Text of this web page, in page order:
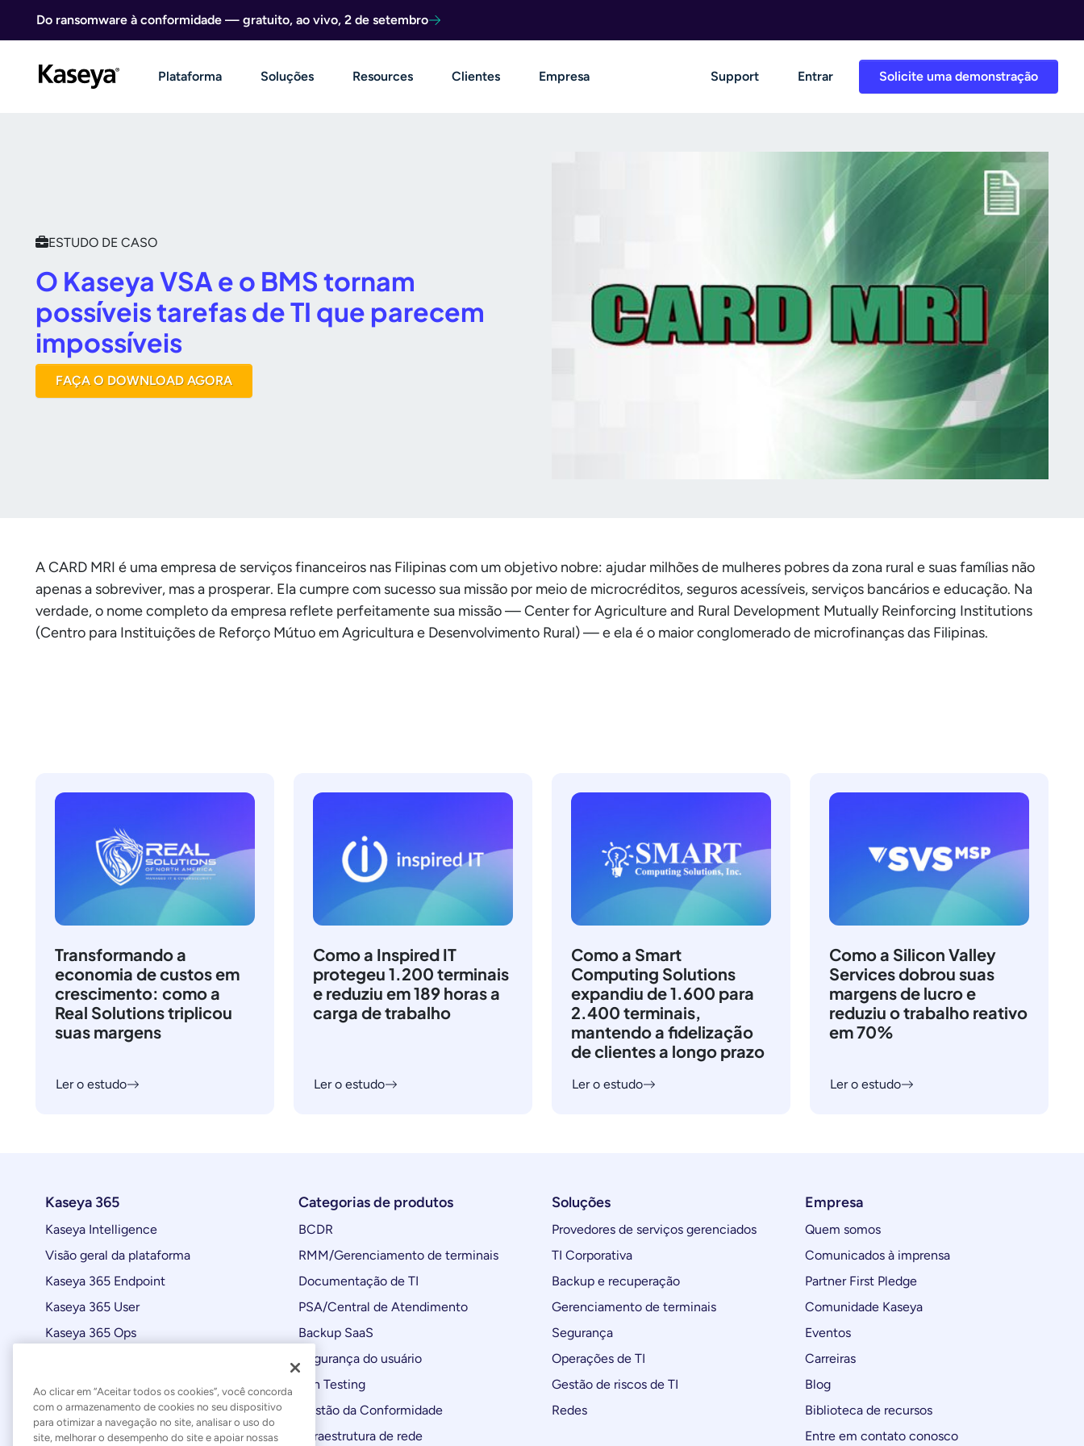
Do ransomware à conformidade — gratuito, ao vivo, 2 de setembro
Solicite uma demonstração
Plataforma Soluções Resources Clientes Empresa Support Entrar
ESTUDO DE CASO
O Kaseya VSA e o BMS tornam
possíveis tarefas de TI que parecem
impossíveis
FAÇA O DOWNLOAD AGORA
A CARD MRI é uma empresa de serviços financeiros nas Filipinas com um objetivo nobre: ajudar milhões de mulheres pobres da zona rural e suas famílias não
apenas a sobreviver, mas a prosperar. Ela cumpre com sucesso sua missão por meio de microcréditos, seguros acessíveis, serviços bancários e educação. Na
verdade, o nome completo da empresa reflete perfeitamente sua missão — Center for Agriculture and Rural Development Mutually Reinforcing Institutions
(Centro para Instituições de Reforço Mútuo em Agricultura e Desenvolvimento Rural) — e ela é o maior conglomerado de microfinanças das Filipinas.
Transformando a
economia de custos em
crescimento: como a
Real Solutions triplicou
suas margens
Ler o estudo
Como a Inspired IT
protegeu 1.200 terminais
e reduziu em 189 horas a
carga de trabalho
Ler o estudo
Como a Smart
Computing Solutions
expandiu de 1.600 para
2.400 terminais,
mantendo a fidelização
de clientes a longo prazo
Ler o estudo
Como a Silicon Valley
Services dobrou suas
margens de lucro e
reduziu o trabalho reativo
em 70%
Ler o estudo
Kaseya 365
Kaseya Intelligence
Visão geral da plataforma
Kaseya 365 Endpoint
Kaseya 365 User
Kaseya 365 Ops
Atualizações de produtos
Categorias de produtos
BCDR
RMM/Gerenciamento de terminais
Documentação de TI
PSA/Central de Atendimento
Backup SaaS
Segurança do usuário
Pen Testing
Gestão da Conformidade
Infraestrutura de rede
Soluções
Provedores de serviços gerenciados
TI Corporativa
Backup e recuperação
Gerenciamento de terminais
Segurança
Operações de TI
Gestão de riscos de TI
Redes
Empresa
Quem somos
Comunicados à imprensa
Partner First Pledge
Comunidade Kaseya
Eventos
Carreiras
Blog
Biblioteca de recursos
Entre em contato conosco
Ao clicar em “Aceitar todos os cookies”, você concorda
com o armazenamento de cookies no seu dispositivo
para otimizar a navegação no site, analisar o uso do
site, melhorar o desempenho do site e apoiar nossas